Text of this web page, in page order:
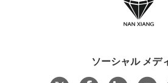
ソーシャル メデ